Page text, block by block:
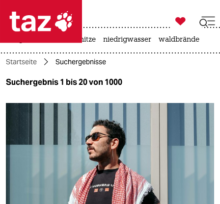
 taz zahl ich
taz zahl ich
themen
öko

taz zahl ich
hitze niedrigwasser waldbrände
Startseite Suchergebnisse
Suchergebnis 1 bis 20 von 1000